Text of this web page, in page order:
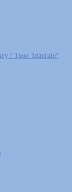
/ Tour Teatrale”